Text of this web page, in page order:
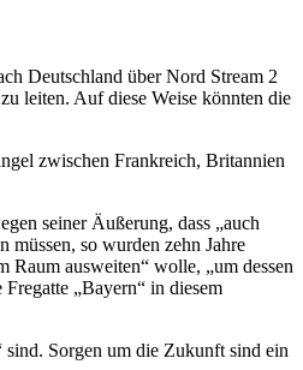
Deutschland über Nord Stream 2
leiten. Auf diese Weise könnten die
zwischen Frankreich, Britannien
seiner Äußerung, dass „auch
müssen, so wurden zehn Jahre
Raum ausweiten“ wolle, „um dessen
„Bayern“ in diesem
Sorgen um die Zukunft sind ein